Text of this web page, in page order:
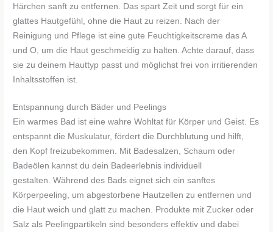
Härchen sanft zu entfernen. Das spart Zeit und sorgt für ein
glattes Hautgefühl, ohne die Haut zu reizen. Nach der
Reinigung und Pflege ist eine gute Feuchtigkeitscreme das A
und O, um die Haut geschmeidig zu halten. Achte darauf, dass
sie zu deinem Hauttyp passt und möglichst frei von irritierenden
Inhaltsstoffen ist.
Entspannung durch Bäder und Peelings
Ein warmes Bad ist eine wahre Wohltat für Körper und Geist. Es
entspannt die Muskulatur, fördert die Durchblutung und hilft,
den Kopf freizubekommen. Mit Badesalzen, Schaum oder
Badeölen kannst du dein Badeerlebnis individuell
gestalten. Während des Bads eignet sich ein sanftes
Körperpeeling, um abgestorbene Hautzellen zu entfernen und
die Haut weich und glatt zu machen. Produkte mit Zucker oder
Salz als Peelingpartikeln sind besonders effektiv und dabei